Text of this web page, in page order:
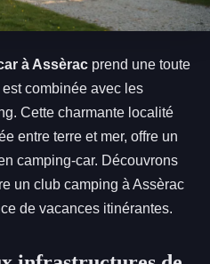
à Assèrac prend une toute
combinée avec les
Cette charmante localité
entre terre et mer, offre un
camping-car. Découvrons
un club camping à Assèrac
de vacances itinérantes.